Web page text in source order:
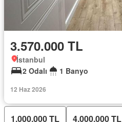
3.570.000 TL
İstanbul
2 Odalı
1 Banyo
12 Haz 2026
1.000.000 TL 4.000.000 TL